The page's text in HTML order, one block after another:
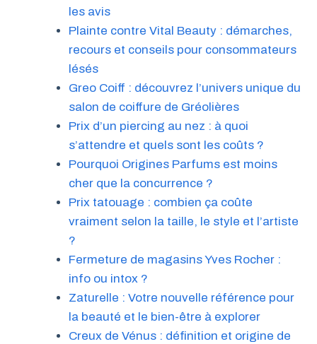
les avis
Plainte contre Vital Beauty : démarches,
recours et conseils pour consommateurs
lésés
Greo Coiff : découvrez l’univers unique du
salon de coiffure de Gréolières
Prix d’un piercing au nez : à quoi
s’attendre et quels sont les coûts ?
Pourquoi Origines Parfums est moins
cher que la concurrence ?
Prix tatouage : combien ça coûte
vraiment selon la taille, le style et l’artiste
?
Fermeture de magasins Yves Rocher :
info ou intox ?
Zaturelle : Votre nouvelle référence pour
la beauté et le bien-être à explorer
Creux de Vénus : définition et origine de